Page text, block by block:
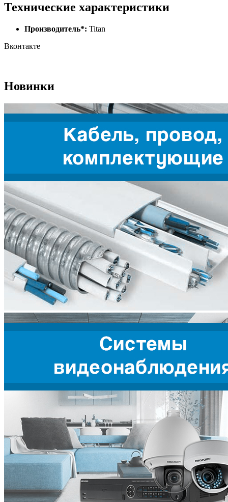
Технические характеристики
Производитель*: Titan
Вконтакте
Новинки